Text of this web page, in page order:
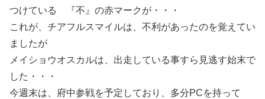
つけている 『不』の赤マークが・・・
これが、チアフルスマイルは、不利があったのを覚えてい
ましたが
メイショウオスカルは、出走している事すら見逃す始末で
した・・・
今週末は、府中参戦を予定しており、多分PCを持って